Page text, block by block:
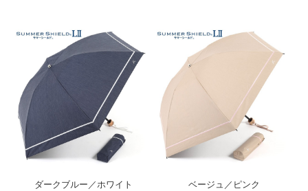
ダークブルー／ホワイト
ベージュ／ピンク